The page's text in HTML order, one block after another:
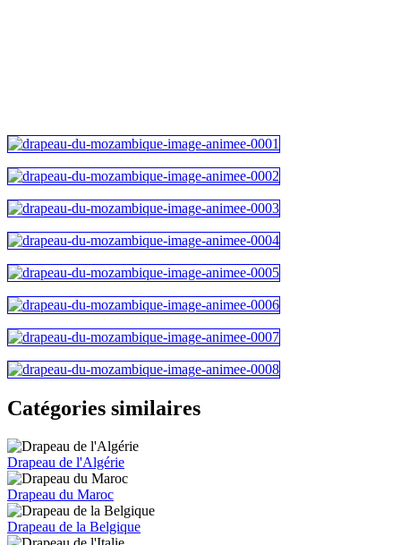
Catégories similaires
Drapeau de l'Algérie
Drapeau du Maroc
Drapeau de la Belgique